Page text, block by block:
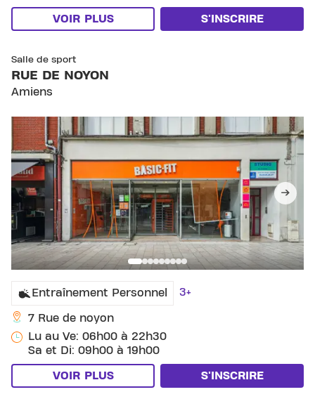
VOIR PLUS S'INSCRIRE
Salle de sport
RUE DE NOYON
Amiens
Entraînement Personnel 3+
7 Rue de noyon
Lu au Ve: 06h00 à 22h30
Sa et Di: 09h00 à 19h00
VOIR PLUS S'INSCRIRE